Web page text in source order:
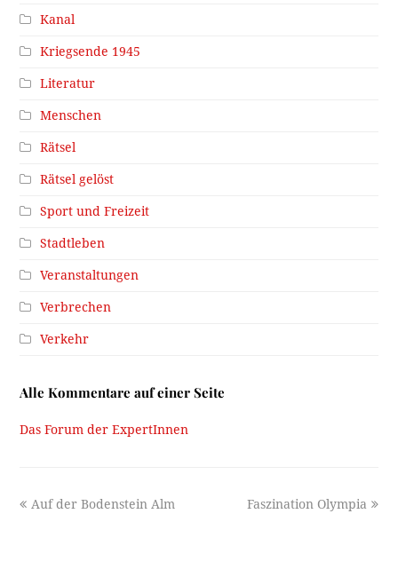
Kanal
Kriegsende 1945
Literatur
Menschen
Rätsel
Rätsel gelöst
Sport und Freizeit
Stadtleben
Veranstaltungen
Verbrechen
Verkehr
Alle Kommentare auf einer Seite
Das Forum der ExpertInnen
previous
Auf der Bodenstein Alm
next
Faszination Olympia